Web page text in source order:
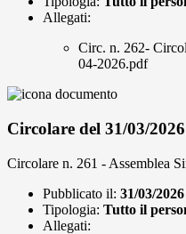
Allegati:
Circ. n. 262-
04-2026.pdf
Circolare del 31/03/2026
Circolare n. 261 - Assemblea
Pubblicato il: 31/03/2026
Tipologia: Tutto il
Allegati: